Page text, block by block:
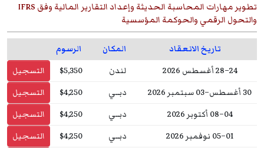
تطوير مهارات المحاسبة الحديثة وإعداد التقارير المالية وفق IFRS
والتحول الرقمي والحوكمة المؤسسية
تاريخ الانعقاد المكان
الرسوم
24–28 أغسطس 2026
لندن $5,350
التسجيل
30 أغسطس–03 سبتمبر 2026
دبــي $4,250
التسجيل
04–08 أكتوبر 2026
دبــي $4,250
التسجيل
01–05 نوفمبر 2026
دبــي $4,250
التسجيل